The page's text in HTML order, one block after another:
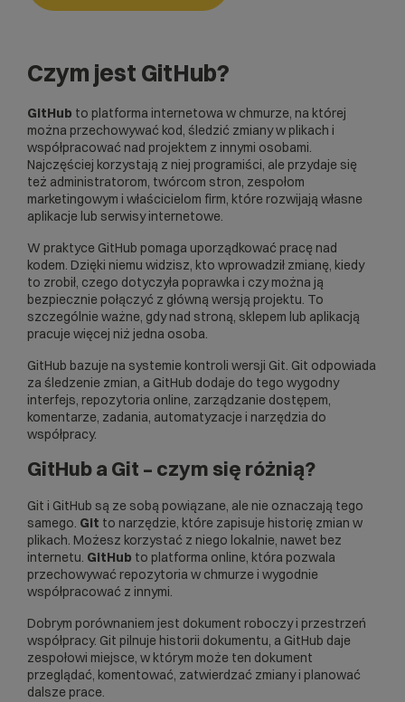
Czym jest GitHub?
GitHub to platforma internetowa w chmurze, na której
można przechowywać kod, śledzić zmiany w plikach i
współpracować nad projektem z innymi osobami.
Najczęściej korzystają z niej programiści, ale przydaje się
też administratorom, twórcom stron, zespołom
marketingowym i właścicielom firm, które rozwijają własne
aplikacje lub serwisy internetowe.
W praktyce GitHub pomaga uporządkować pracę nad
kodem. Dzięki niemu widzisz, kto wprowadził zmianę, kiedy
to zrobił, czego dotyczyła poprawka i czy można ją
bezpiecznie połączyć z główną wersją projektu. To
szczególnie ważne, gdy nad stroną, sklepem lub aplikacją
pracuje więcej niż jedna osoba.
GitHub bazuje na systemie kontroli wersji Git. Git odpowiada
za śledzenie zmian, a GitHub dodaje do tego wygodny
interfejs, repozytoria online, zarządzanie dostępem,
komentarze, zadania, automatyzacje i narzędzia do
współpracy.
GitHub a Git – czym się różnią?
Git i GitHub są ze sobą powiązane, ale nie oznaczają tego
samego. Git to narzędzie, które zapisuje historię zmian w
plikach. Możesz korzystać z niego lokalnie, nawet bez
internetu. GitHub to platforma online, która pozwala
przechowywać repozytoria w chmurze i wygodnie
współpracować z innymi.
Dobrym porównaniem jest dokument roboczy i przestrzeń
współpracy. Git pilnuje historii dokumentu, a GitHub daje
zespołowi miejsce, w którym może ten dokument
przeglądać, komentować, zatwierdzać zmiany i planować
dalsze prace.